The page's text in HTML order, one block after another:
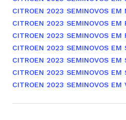
CITROEN 2023 SEMINOVOS EM
CITROEN 2023 SEMINOVOS EM
CITROEN 2023 SEMINOVOS EM
CITROEN 2023 SEMINOVOS EM
CITROEN 2023 SEMINOVOS EM
CITROEN 2023 SEMINOVOS EM
CITROEN 2023 SEMINOVOS EM